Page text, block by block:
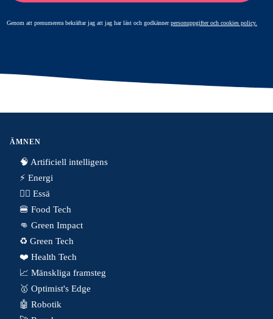
Genom att prenumerera bekräftar jag att jag har läst och godkännerpersonuppgifter och cookies policy.
ÄMNEN
🧠 Artificiell intelligens
⚡️ Energi
✍🏼 Essä
🍔 Food Tech
👊 Green Impact
♻️ Green Tech
❤️ Health Tech
📈 Mänskliga framsteg
🥇 Optimist's Edge
🤖 Robotik